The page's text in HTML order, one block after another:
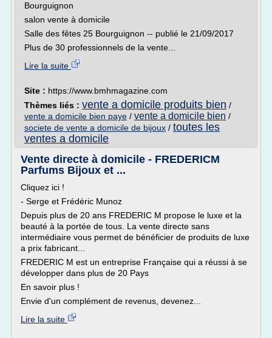
Bourguignon
salon vente à domicile
Salle des fêtes 25 Bourguignon -- publié le 21/09/2017
Plus de 30 professionnels de la vente...
Lire la suite
Site : https://www.bmhmagazine.com
Thèmes liés : vente a domicile produits bien /
vente a domicile bien paye / vente a domicile bien /
societe de vente a domicile de bijoux / toutes les
ventes a domicile
Vente directe à domicile - FREDERICM
Parfums Bijoux et ...
Cliquez ici !
- Serge et Frédéric Munoz
Depuis plus de 20 ans FREDERIC M propose le luxe et la
beauté à la portée de tous. La vente directe sans
intermédiaire vous permet de bénéficier de produits de luxe
a prix fabricant...
FREDERIC M est un entreprise Française qui a réussi à se
développer dans plus de 20 Pays
En savoir plus !
Envie d'un complément de revenus, devenez...
Lire la suite